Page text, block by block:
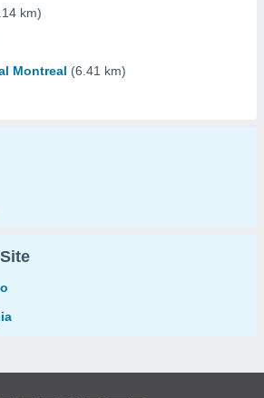
km)
Montreal (6.41 km)